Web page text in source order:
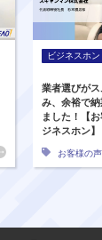
ビジネスホン
業者選びが
み、余裕で
ました！【
ジネスホン】
お客様の声